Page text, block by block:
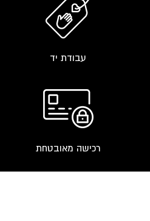
עבודת יד
רכישה מאובטחת